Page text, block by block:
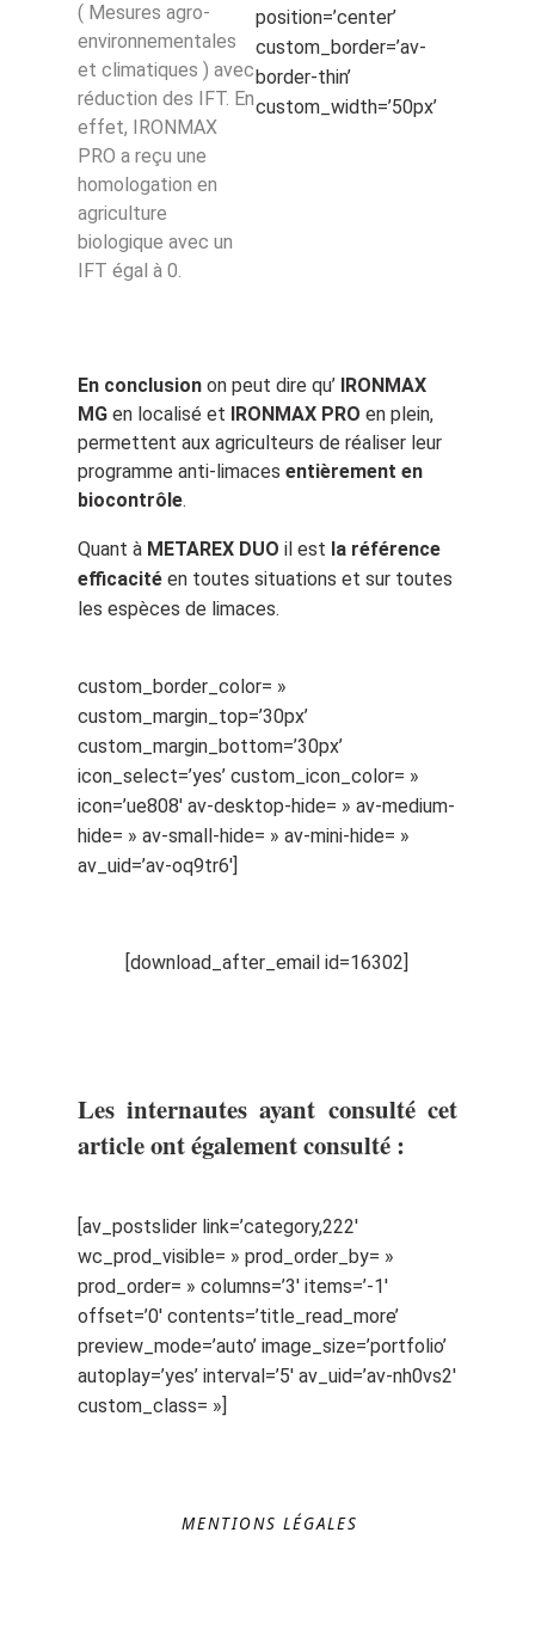
( Mesures agro-
environnementales
et climatiques ) avec
réduction des IFT. En
effet, IRONMAX
PRO a reçu une
homologation en
agriculture
biologique avec un
IFT égal à 0.
En conclusion on peut dire qu’ IRONMAX
MGen localisé et IRONMAX PRO en plein,
permettent aux agriculteurs de réaliser leur
programme anti-limaces entièrement en
biocontrôle.
Quant à METAREX DUO il est la référence
efficacité en toutes situations et sur toutes
les espèces de limaces.
position=’center’
custom_border=’av-
border-thin’
custom_width=’50px’
custom_border_color= »
custom_margin_top=’30px’
custom_margin_bottom=’30px’
icon_select=’yes’ custom_icon_color= »
icon=’ue808′ av-desktop-hide= » av-medium-
hide= » av-small-hide= » av-mini-hide= »
av_uid=’av-oq9tr6′]
[download_after_email id=16302]
Les internautes ayant consulté cet
article ont également consulté :
[av_postslider link=’category,222′
wc_prod_visible= » prod_order_by= »
prod_order= » columns=’3′ items=’-1′
offset=’0′ contents=’title_read_more’
preview_mode=’auto’ image_size=’portfolio’
autoplay=’yes’ interval=’5′ av_uid=’av-nh0vs2′
custom_class= »]
MENTIONS LÉGALES